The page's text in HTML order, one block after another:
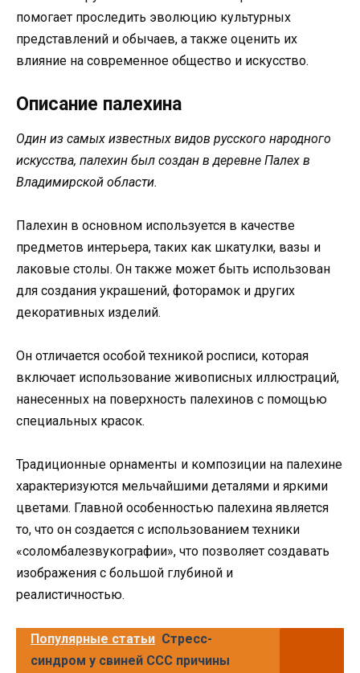
помогает проследить эволюцию культурных
представлений и обычаев, а также оценить их
влияние на современное общество и искусство.
Описание палехина
Один из самых известных видов русского народного
искусства, палехин был создан в деревне Палех в
Владимирской области.
Палехин в основном используется в качестве
предметов интерьера, таких как шкатулки, вазы и
лаковые столы. Он также может быть использован
для создания украшений, фоторамок и других
декоративных изделий.
Он отличается особой техникой росписи, которая
включает использование живописных иллюстраций,
нанесенных на поверхность палехинов с помощью
специальных красок.
Традиционные орнаменты и композиции на палехине
характеризуются мельчайшими деталями и яркими
цветами. Главной особенностью палехина является
то, что он создается с использованием техники
«соломбалезвукографии», что позволяет создавать
изображения с большой глубиной и
реалистичностью.
Популярные статьи Стресс-
синдром у свиней ССС причины